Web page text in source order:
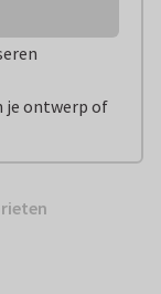
je ontwerp of